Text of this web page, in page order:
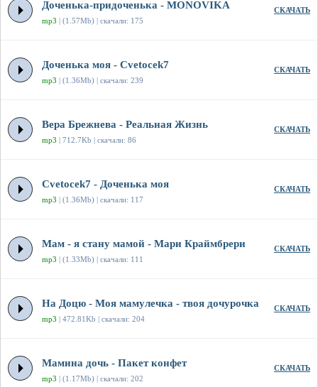
Доченька-придоченька - MONOVIKA
mp3 | (1.57Mb) | скачали: 175
СКАЧАТЬ
Доченька моя - Cvetocek7
mp3 | (1.36Mb) | скачали: 239
СКАЧАТЬ
Вера Брежнева - Реальная Жизнь
mp3 | 712.7Kb | скачали: 86
СКАЧАТЬ
Cvetocek7 - Доченька моя
mp3 | (1.36Mb) | скачали: 117
СКАЧАТЬ
Мам - я стану мамой - Мари Краймбрери
mp3 | (1.33Mb) | скачали: 111
СКАЧАТЬ
На Доцю - Моя мамулечка - твоя дочурочка
mp3 | 472.81Kb | скачали: 204
СКАЧАТЬ
Мамина дочь - Пакет конфет
mp3 | (1.17Mb) | скачали: 202
СКАЧАТЬ